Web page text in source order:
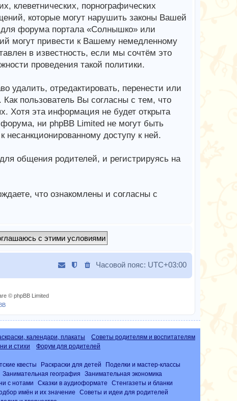
клеветнических, порнографических
которые могут нарушить законы Вашей
для форума портала «Солнышко» или
могут привести к Вашему немедленному
в известность, если мы сочтём это
проведения такой политики.
удалить, отредактировать, перенести или
пользователь Вы согласны с тем, что
Хотя эта информация не будет открыта
ни phpBB Limited не могут быть
несанкционированному доступу к ней.
общения родителей, и регистрируясь на
что ознакомлены и согласны с
Часовой пояс: UTC+03:00
© phpBB Limited
календари, плакаты
Советы родителям и воспитателям
и стихи Форум для родителей
квесты Раскраски для детей
Поделки и мастер-классы
Занимательная география
Занимательная экономика
с нотами Сказки в аудиоформате
Стенгазеты и бланки
имён и их значение
Советы и идеи для родителей